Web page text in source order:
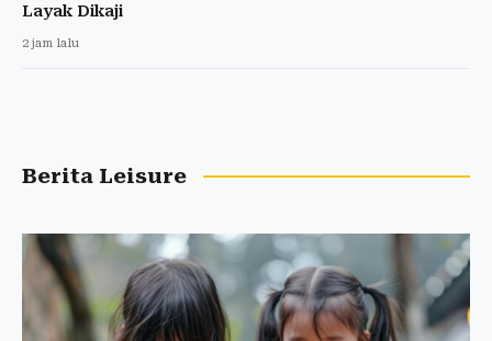
Layak Dikaji
2 jam lalu
Berita Leisure